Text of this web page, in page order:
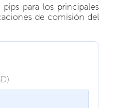
para los principales
de comisión del